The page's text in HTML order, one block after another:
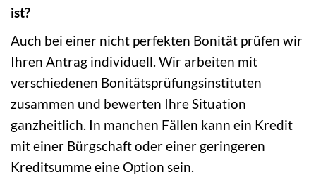
ist?
Auch bei einer nicht perfekten Bonität prüfen wir
Ihren Antrag individuell. Wir arbeiten mit
verschiedenen Bonitätsprüfungsinstituten
zusammen und bewerten Ihre Situation
ganzheitlich. In manchen Fällen kann ein Kredit
mit einer Bürgschaft oder einer geringeren
Kreditsumme eine Option sein.